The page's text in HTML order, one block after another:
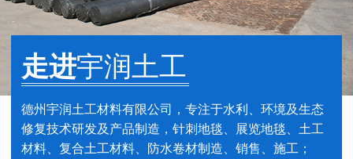
走进宇润土工
德州宇润土工材料有限公司，专注于水利、环境及生态
修复技术研发及产品制造，针刺地毯、展览地毯、土工
材料、复合土工材料、防水卷材制造、销售、施工；